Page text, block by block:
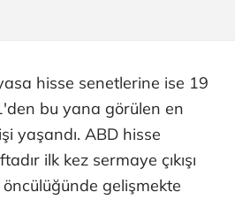
hisse senetlerine ise 19
bu yana görülen en
yaşandı. ABD hisse
ilk kez sermaye çıkışı
gelişmekte